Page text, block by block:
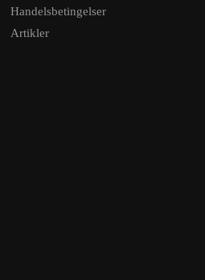
Handelsbetingelser
Artikler